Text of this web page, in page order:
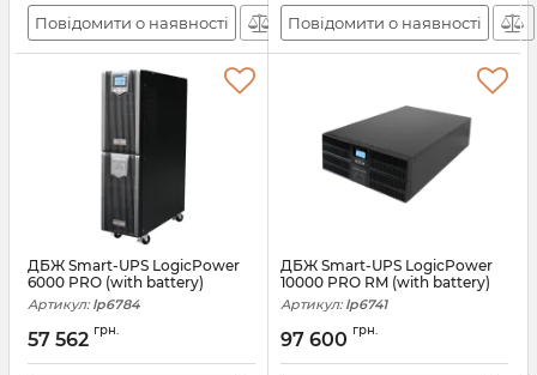
Повідомити о наявності Повідомити о наявності
ДБЖ Smart-UPS LogicPower
6000 PRO (with battery)
Артикул: lp6784
57 562 грн.
ДБЖ Smart-UPS LogicPower
10000 PRO RM (with battery)
Артикул: lp6741
97 600 грн.